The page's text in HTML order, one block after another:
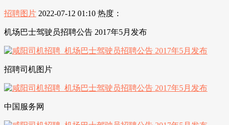
招聘图片 2022-07-12 01:10 热度：
机场巴士驾驶员招聘公告 2017年5月发布
招聘司机图片
中国服务网